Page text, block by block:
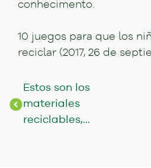
conhecimento.
10 juegos para que los
reciclar (2017, 26 de
Estos son los
materiales
reciclables,...